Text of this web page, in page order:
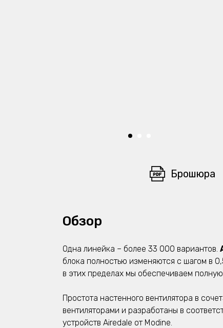
Брошюра
Обзор
Одна линейка – более 33 000 вариантов.
блока полностью изменяются с шагом в
в этих пределах мы обеспечиваем полную
Простота настенного вентилятора в
вентиляторами и разработаны в
устройств Airedale от Modine.